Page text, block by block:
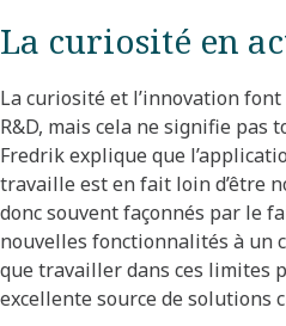
La curiosité en
La curiosité et l’innovation
R&D, mais cela ne signifie pas
Fredrik explique que
travaille est en fait loin d’être
donc souvent façonnés par le
nouvelles fonctionnalités à un
que travailler dans ces limites
excellente source de solutions